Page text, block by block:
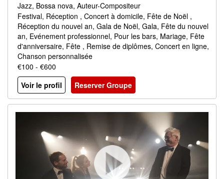
Jazz, Bossa nova, Auteur-Compositeur
Festival, Réception , Concert à domicile, Fête de Noël ,
Réception du nouvel an, Gala de Noël, Gala, Fête du nouvel
an, Evénement professionnel, Pour les bars, Mariage, Fête
d'anniversaire, Fête , Remise de diplômes, Concert en ligne,
Chanson personnalisée
€100 - €600
Voir le profil
Reserver Groupe